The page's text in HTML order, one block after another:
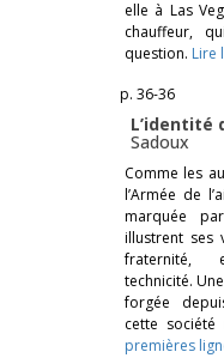
elle à Las
chauffeur,
question. Lire
p. 36-36
L’identité
Sadoux
Comme les
l’Armée de
marquée
illustrent ses
fraternité,
technicité.
forgée
cette société
premières